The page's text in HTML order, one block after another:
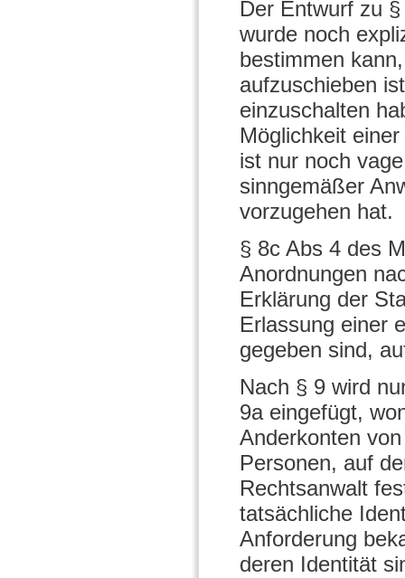
Der Entwurf zu
wurde noch
bestimmen
aufzuschieben
einzuschalten
Möglichkeit
ist nur noch
sinngemäßer
vorzugehen hat.
§ 8c Abs 4 des
Anordnungen
Erklärung der
Erlassung einer
gegeben sind,
Nach § 9 wird
9a eingefügt,
Anderkonten
Personen, auf
Rechtsanwalt
tatsächliche
Anforderung
deren Identität